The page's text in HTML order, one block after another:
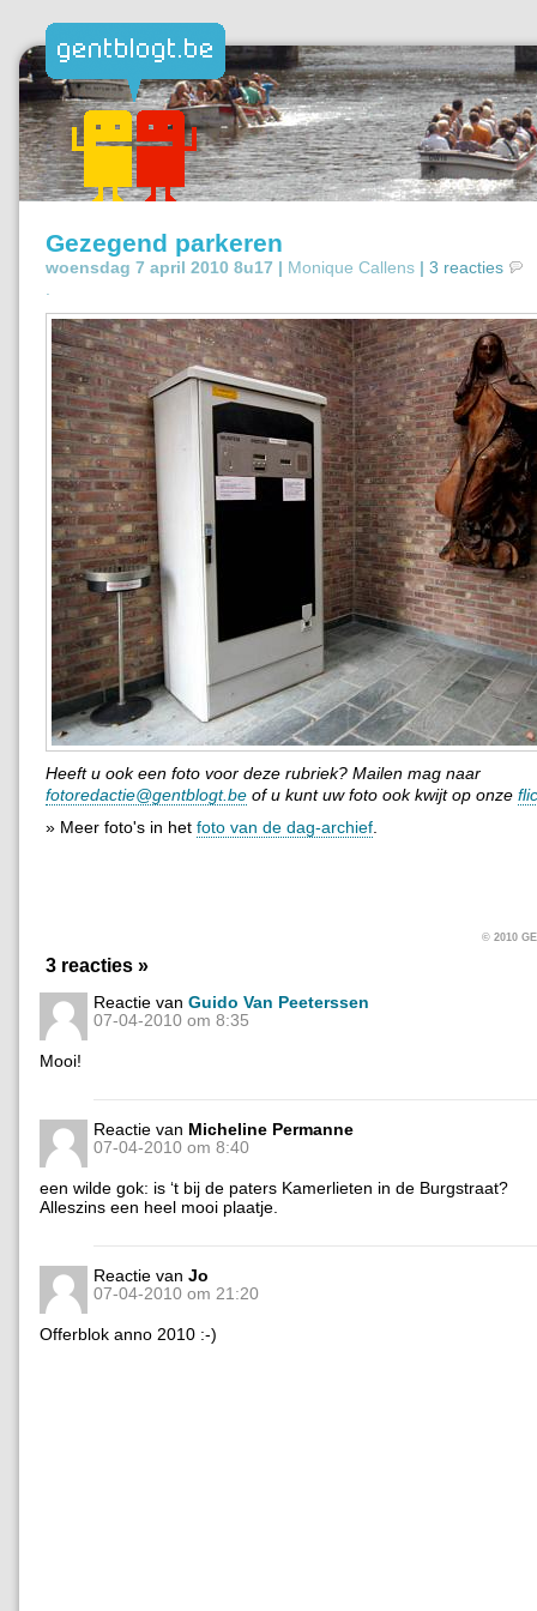
Gezegend parkeren
woensdag 7 april 2010 8u17 | Monique Callens | 3 reacties
Heeft u ook een foto voor deze rubriek? Mailen mag naar
fotoredactie@gentblogt.be of u kunt uw foto ook kwijt op onze
» Meer foto's in het foto van de dag-archief
© 2010
3 reacties »
Reactie van Guido Van Peeterssen
07-04-2010 om 8:35
Mooi!
Reactie van Micheline Permanne
07-04-2010 om 8:40
een wilde gok: is ‘t bij de paters Kamerlieten in de Burgstraat?
Alleszins een heel mooi plaatje.
Reactie van Jo
07-04-2010 om 21:20
Offerblok anno 2010 :-)